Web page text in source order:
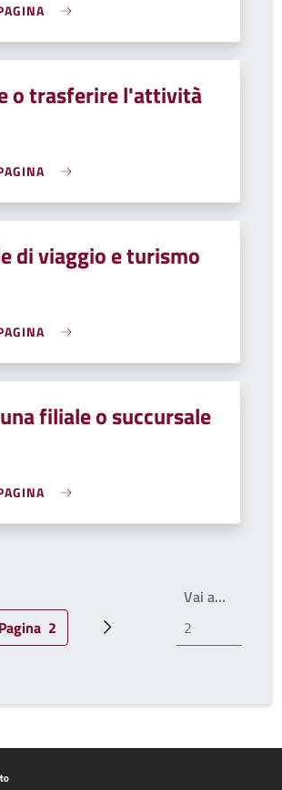
o trasferire l'attività
di viaggio e turismo
filiale o succursale
Pagina attuale
Pagina 2 Prossima pagina
Vai a…